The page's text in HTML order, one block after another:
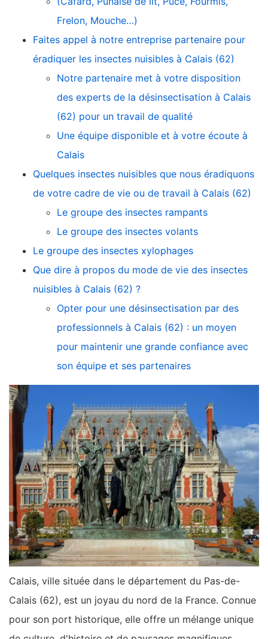
Frelon, Mouche…)
Faites appel à notre entreprise partenaire pour
éradiquer les insectes nuisibles à Calais (62)
Notre partenaire met à votre disposition
des experts de la désinsectisation à Calais
(62) pour un travail de qualité
Une équipe disponible et à votre écoute à
Calais
Quelques insectes nuisibles que nous éradiquons
de votre cadre de vie ou de travail à Calais (62)
Le groupe des insectes rampants
Le groupe des insectes volants
Le groupe des insectes xylophages
Que dire à propos du mode de vie des insectes
nuisibles à Calais (62) ?
Opter pour une désinsectisation par des
professionnels à Calais (62) : un moyen
pour maintenir une grande confiance avec
son équipe et ses partenaires
Calais, ville située dans le département du Pas-de-
Calais (62), est un joyau du nord de la France. Connue
pour son port historique, elle offre un mélange unique